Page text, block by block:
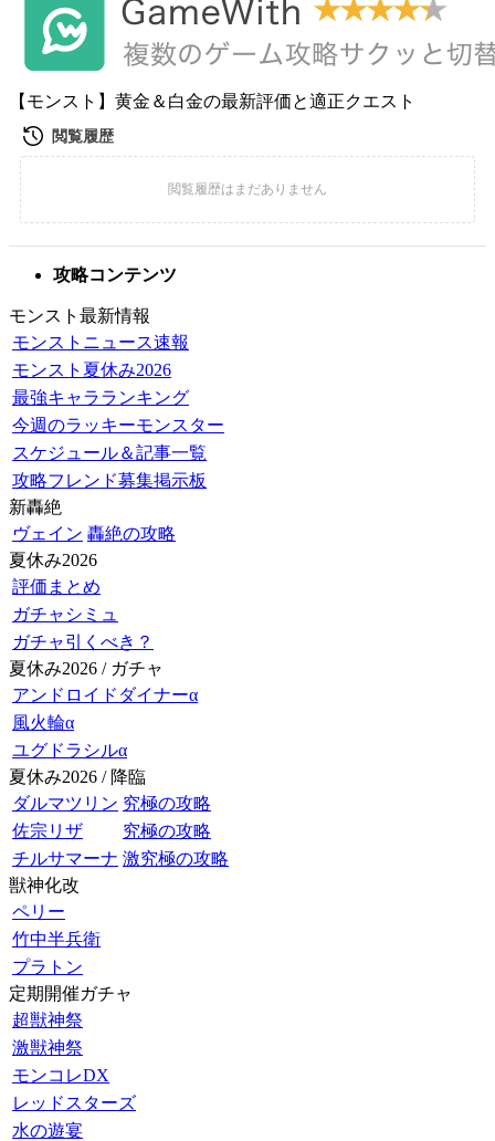
【モンスト】黄金＆白金の最新評価と適正クエスト
攻略コンテンツ
モンスト最新情報
モンストニュース速報
モンスト夏休み2026
最強キャラランキング
今週のラッキーモンスター
スケジュール＆記事一覧
攻略フレンド募集掲示板
新轟絶
ヴェイン 轟絶の攻略
夏休み2026
評価まとめ
ガチャシミュ
ガチャ引くべき？
夏休み2026 / ガチャ
アンドロイドダイナーα
風火輪α
ユグドラシルα
夏休み2026 / 降臨
ダルマツリン 究極の攻略
佐宗リザ
究極の攻略
チルサマーナ 激究極の攻略
獣神化改
ペリー
竹中半兵衛
プラトン
定期開催ガチャ
超獣神祭
激獣神祭
モンコレDX
レッドスターズ
水の遊宴